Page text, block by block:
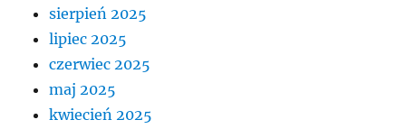
sierpień 2025
lipiec 2025
czerwiec 2025
maj 2025
kwiecień 2025